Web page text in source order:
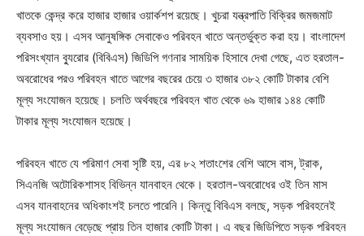
খাতকে কেন্দ্র করে হাজার হাজার ওয়ার্কশপ রয়েছে। খুচরা যন্ত্রপাতি বিক্রির জমজমাট
ব্যবসাও হয়। এসব আনুষঙ্গিক সেবাকেও পরিবহন খাতে অন্তর্ভুক্ত করা হয়। বাংলাদেশ
পরিসংখ্যান ব্যুরোর (বিবিএস) জিডিপি গণনার সাময়িক হিসাবে দেখা গেছে, এত হরতাল-
অবরোধের পরও পরিবহন খাতে আগের বছরের চেয়ে ৩ হাজার ৩৮২ কোটি টাকার বেশি
মূল্য সংযোজন হয়েছে। চলতি অর্থবছরে পরিবহন খাত থেকে ৬৯ হাজার ১৪৪ কোটি
টাকার মূল্য সংযোজন হয়েছে।
পরিবহন খাতে যে পরিমাণ সেবা সৃষ্টি হয়, এর ৮২ শতাংশের বেশি আসে বাস, ট্রাক,
সিএনজি অটোরিকশাসহ বিভিন্ন যানবাহন থেকে। হরতাল-অবরোধের ওই তিন মাস
এসব যানবাহনের অধিকাংশই চলতে পারেনি। কিন্তু বিবিএস বলছে, সড়ক পরিবহনেই
মূল্য সংযোজন বেড়েছে প্রায় তিন হাজার কোটি টাকা। এ বছর জিডিপিতে সড়ক পরিবহন